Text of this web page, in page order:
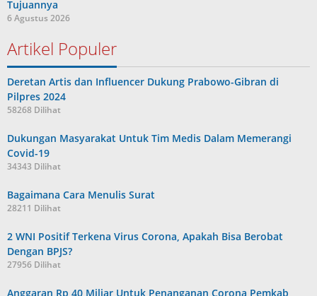
Tujuannya
6 Agustus 2026
Artikel Populer
Deretan Artis dan Influencer Dukung Prabowo-Gibran di
Pilpres 2024
58268 Dilihat
Dukungan Masyarakat Untuk Tim Medis Dalam Memerangi
Covid-19
34343 Dilihat
Bagaimana Cara Menulis Surat
28211 Dilihat
2 WNI Positif Terkena Virus Corona, Apakah Bisa Berobat
Dengan BPJS?
27956 Dilihat
Anggaran Rp 40 Miliar Untuk Penanganan Corona Pemkab